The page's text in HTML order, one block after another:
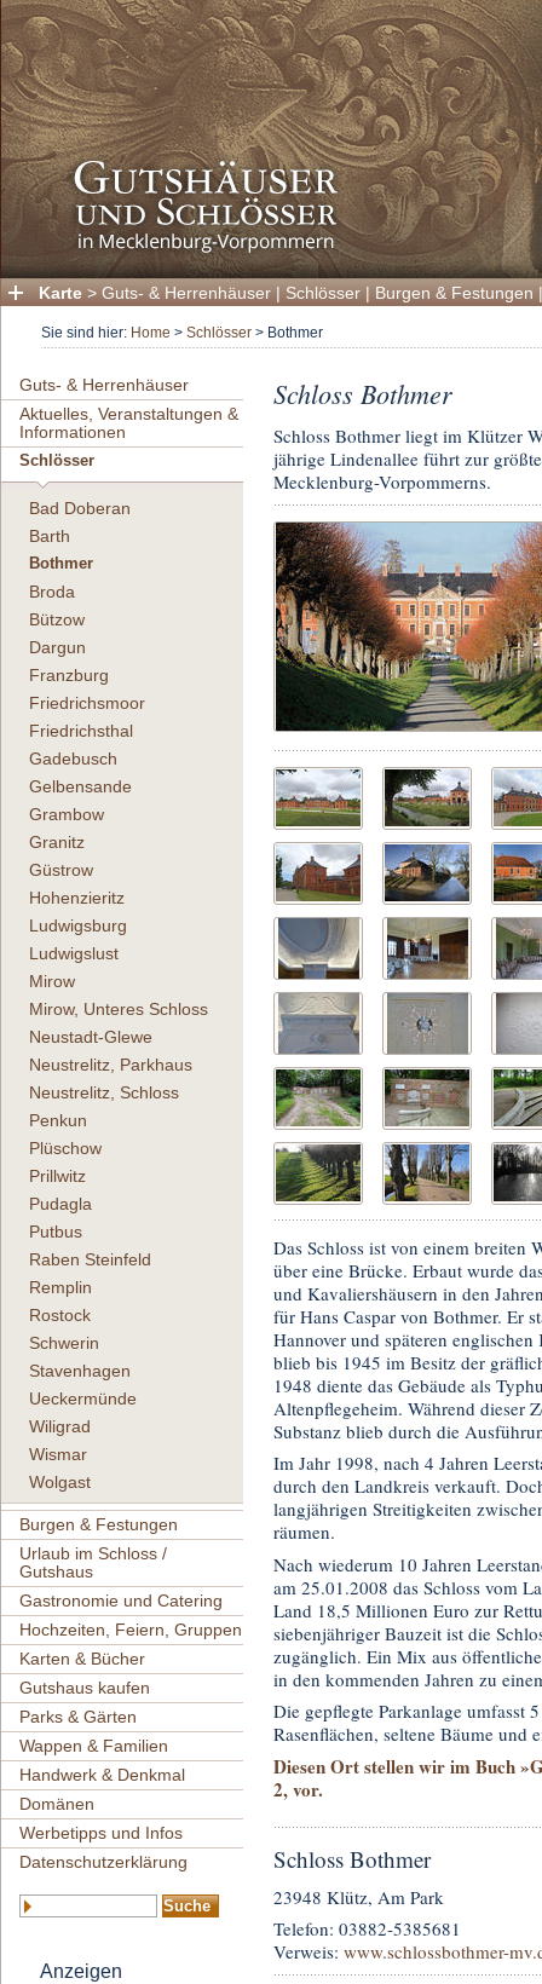
Karte > Guts- & Herrenhäuser | Schlösser | Burgen & Festungen
Sie sind hier: Home > Schlösser > Bothmer
Guts- & Herrenhäuser
Aktuelles, Veranstaltungen &
Informationen
Schlösser
Bad Doberan
Barth
Bothmer
Broda
Bützow
Dargun
Franzburg
Friedrichsmoor
Friedrichsthal
Gadebusch
Gelbensande
Grambow
Granitz
Güstrow
Hohenzieritz
Ludwigsburg
Ludwigslust
Mirow
Mirow, Unteres Schloss
Neustadt-Glewe
Neustrelitz, Parkhaus
Neustrelitz, Schloss
Penkun
Plüschow
Prillwitz
Pudagla
Putbus
Raben Steinfeld
Remplin
Rostock
Schwerin
Stavenhagen
Ueckermünde
Wiligrad
Wismar
Wolgast
Burgen & Festungen
Urlaub im Schloss /
Gutshaus
Gastronomie und Catering
Hochzeiten, Feiern, Gruppen
Karten & Bücher
Gutshaus kaufen
Parks & Gärten
Wappen & Familien
Handwerk & Denkmal
Domänen
Werbetipps und Infos
Datenschutzerklärung
Anzeigen
Schloss Bothmer
Schloss Bothmer liegt im Klützer
jährige Lindenallee führt zur
Mecklenburg-Vorpommerns.
Das Schloss ist von einem breiten
über eine Brücke. Erbaut wurde
und Kavaliershäusern in den
für Hans Caspar von Bothmer. Er
Hannover und späteren
blieb bis 1945 im Besitz der
1948 diente das Gebäude als
Altenpflegeheim. Während dieser
Substanz blieb durch die
Im Jahr 1998, nach 4 Jahren
durch den Landkreis verkauft.
langjährigen Streitigkeiten
räumen.
Nach wiederum 10 Jahren
am 25.01.2008 das Schloss vom
Land 18,5 Millionen Euro zur
siebenjähriger Bauzeit ist die
zugänglich. Ein Mix aus
in den kommenden Jahren zu
Die gepflegte Parkanlage umfasst
Rasenflächen, seltene Bäume und
Diesen Ort stellen wir im Buch
2, vor.
Schloss Bothmer
23948 Klütz, Am Park
Telefon: 03882-5385681
Verweis: www.schlossbothmer-